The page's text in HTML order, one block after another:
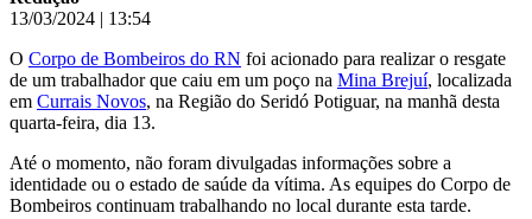
13/03/2024 | 13:54
O Corpo de Bombeiros do RN foi acionado para realizar o resgate
de um trabalhador que caiu em um poço na Mina Brejuí, localizada
em Currais Novos, na Região do Seridó Potiguar, na manhã desta
quarta-feira, dia 13.
Até o momento, não foram divulgadas informações sobre a
identidade ou o estado de saúde da vítima. As equipes do Corpo de
Bombeiros continuam trabalhando no local durante esta tarde.